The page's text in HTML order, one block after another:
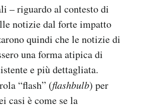
– riguardo al contesto di
notizie dal forte impatto
quindi che le notizie di
una forma atipica di
e più dettagliata.
“flash” (flashbulb) per
casi è come se la